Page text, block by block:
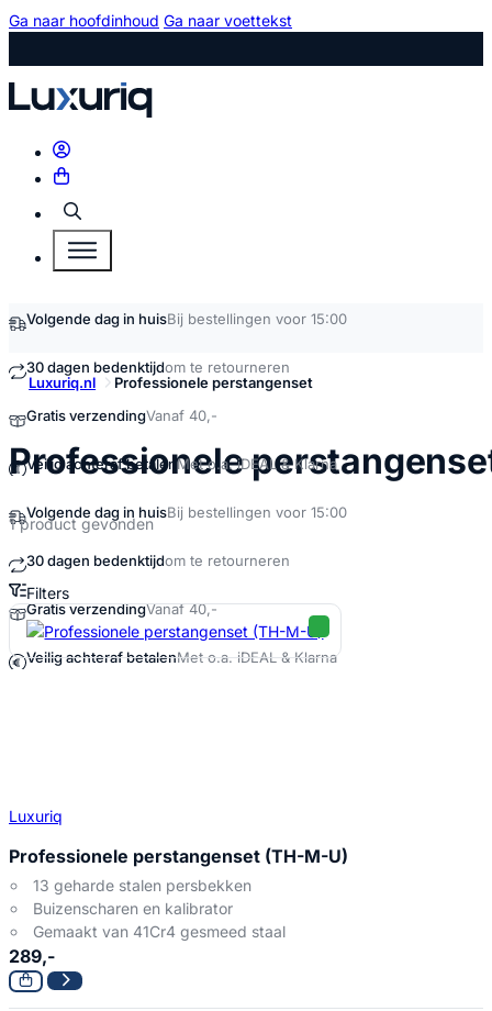
Ga naar hoofdinhoud Ga naar voettekst
Zoeken
Volgende dag in huisBij bestellingen voor 15:00
30 dagen bedenktijdom te retourneren
Gratis verzendingVanaf 40,-
Veilig achteraf betalen Met o.a. iDEAL & Klarna
Volgende dag in huisBij bestellingen voor 15:00
30 dagen bedenktijdom te retourneren
Gratis verzendingVanaf 40,-
Veilig achteraf betalenMet o.a. iDEAL & Klarna
Luxuriq.nl Professionele perstangenset
Professionele
1 product gevonden
Filters
Professionele perstangenset
Luxuriq
Professionele perstangenset (TH-M-U)
13 geharde stalen persbekken
Buizenscharen en kalibrator
Gemaakt van 41Cr4 gesmeed staal
289,-